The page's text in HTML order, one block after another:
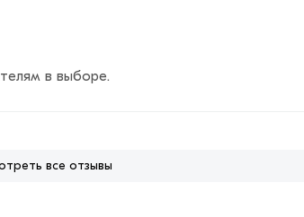
в выборе.
все отзывы